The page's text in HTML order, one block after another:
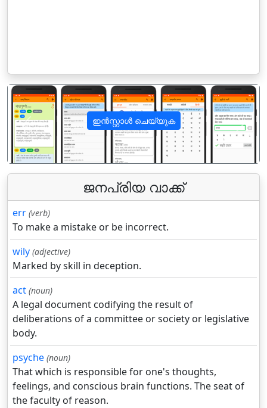
ഇൻസ്റ്റാൾ ചെയ്യുക
पिछला अगला
ജനപ്രിയ വാക്ക്
err (verb)
To make a mistake or be incorrect.
wily (adjective)
Marked by skill in deception.
act (noun)
A legal document codifying the result of
deliberations of a committee or society or legislative
body.
psyche (noun)
That which is responsible for one's thoughts,
feelings, and conscious brain functions. The seat of
the faculty of reason.